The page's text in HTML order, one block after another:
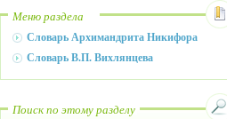
Меню раздела
Словарь Архимандрита Никифора
Словарь В.П. Вихлянцева
Поиск по этому разделу